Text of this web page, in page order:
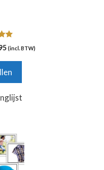
Huidige
€ 29,95.
(incl. BTW)